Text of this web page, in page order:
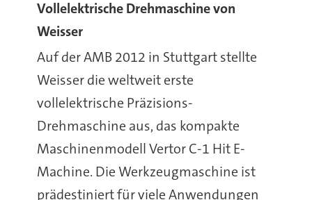
Vollelektrische Drehmaschine von
Weisser
Auf der AMB 2012 in Stuttgart stellte
Weisser die weltweit erste
vollelektrische Präzisions-
Drehmaschine aus, das kompakte
Maschinenmodell Vertor C-1 Hit E-
Machine. Die Werkzeugmaschine ist
prädestiniert für viele Anwendungen